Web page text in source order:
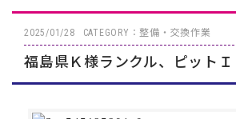
2025/01/28 CATEGORY：整備・交換作業
福島県Ｋ様ランクル、ピット